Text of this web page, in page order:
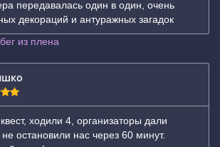
передавалась один в один, очень
декораций и антуражных загадок
из плена
ходили 4, организаторы дали
остановили нас через 60 минут.